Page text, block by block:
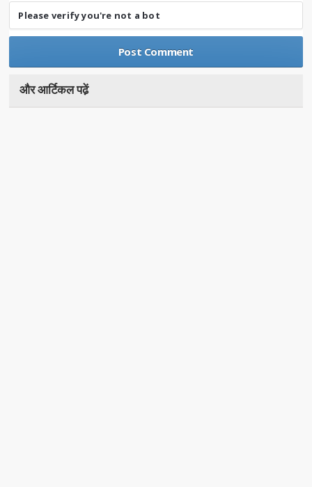
Please verify you're not a bot
और आर्टिकल पढे़ं